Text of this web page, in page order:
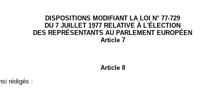
DISPOSITIONS MODIFIANT LA LOI N° 77-729
DU 7 JUILLET 1977 RELATIVE À L'ÉLECTION
DES REPRÉSENTANTS AU PARLEMENT EUROPÉEN
Article 7
Article 8
rédigés :